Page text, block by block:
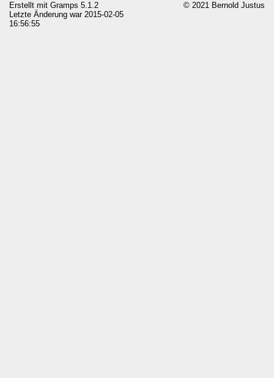
Erstellt mit Gramps 5.1.2
Letzte Änderung war 2015-02-05
16:56:55
© 2021 Bernold Justus